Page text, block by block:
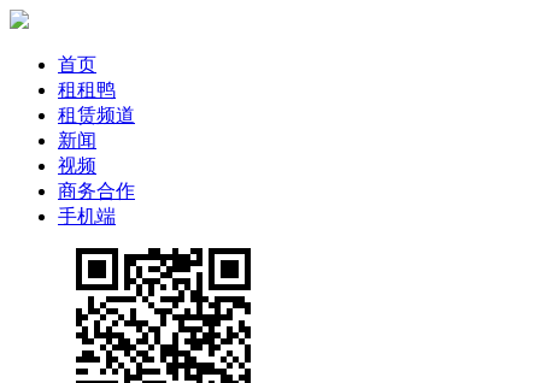
首页
租租鸭
租赁频道
新闻
视频
商务合作
手机端